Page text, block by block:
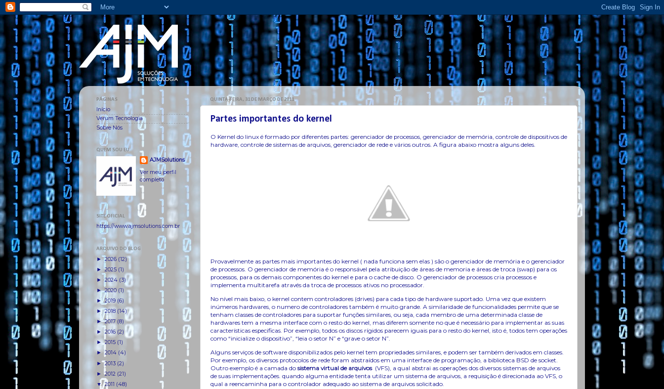
QUINTA-FEIRA, 31 DE MARÇO DE 2011
Partes importantes do kernel
O Kernel do linux é formado por diferentes partes: gerenciador de processos, gerenciador de memória, controle de dispositivos de
hardware, controle de sistemas de arquivos, gerenciador de rede e vários outros. A figura abaixo mostra alguns deles.
Provavelmente as partes mais importantes do kernel ( nada funciona sem elas ) são o gerenciador de memória e o gerenciador
de processos. O gerenciador de memória é o responsável pela atribuição de áreas de memoria e áreas de troca (swap) para os
processos, para os demais componentes do kernel e para o cache de disco. O gerenciador de processos cria processos e
implementa multitarefa através da troca de processos ativos no processador.
No nível mais baixo, o kernel contem controladores (drives) para cada tipo de hardware suportado. Uma vez que existem
inúmeros hardwares, o numero de controladores também é muito grande. A similaridade de funcionalidades permite que se
tenham classes de controladores para suportar funções similares, ou seja, cada membro de uma determinada classe de
hardwares tem a mesma interface com o resto do kernel, mas diferem somente no que é necessário para implementar as suas
características especificas. Por exemplo, todos os discos rígidos parecem iguais para o resto do kernel, isto é, todos tem operações
como “inicialize o dispositivo”, “leia o setor N” e “grave o setor N”.
Alguns serviços de software disponibilizados pelo kernel tem propriedades similares, e podem ser também derivados em classes.
Por exemplo, os diversos protocolos de rede foram abstraídos em uma interface de programação, a biblioteca BSD de socket.
Outro exemplo é a camada do sistema virtual de arquivos(VFS), a qual abstrai as operações dos diversos sistemas de arquivos
de suas implementações. quando alguma entidade tenta utilizar um sistema de arquivos, a requisição é direcionada ao VFS, o
qual a reencaminha para o controlador adequado ao sistema de arquivos solicitado.
PÁGINAS
Início
Verum Tecnologia
Sobre Nós
QUEM SOU EU
AJMSolutions
Ver meu perfil
completo
SITE OFICIAL
https://www.ajmsolutions.com.br
ARQUIVO DO BLOG
►2026 (12)
►2025 (1)
►2024 (3)
►2020 (1)
►2019 (6)
►2018 (14)
►2017 (8)
►2016 (2)
►2015 (1)
► 2014 (4)
►2013 (2)
►2012 (21)
▼2011 (48)